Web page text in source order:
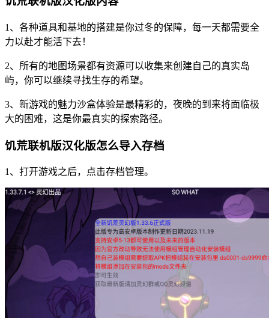
1、各种道具和基地的搭建是你过冬的保障，每一天都需要全
力以赴才能活下去！
2、所有的地图场景都有资源可以收集来创建自己的真实岛
屿，你可以继续寻找生存的希望。
3、新游戏的魅力沙盒体验是最精彩的，夜晚的到来将面临极
大的困难，这是你最真实的探索路径。
饥荒联机版汉化版怎么导入存档
1、打开游戏之后，点击存档管理。